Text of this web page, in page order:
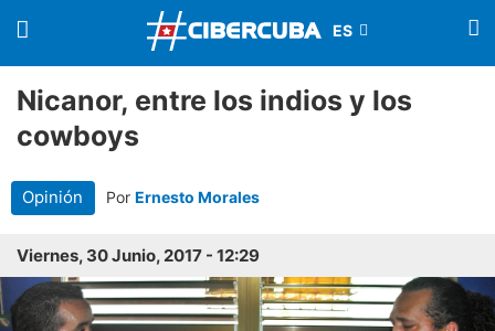
Nicanor, entre los indios y los
cowboys
Opinión Por Ernesto Morales
Viernes, 30 Junio, 2017 - 12:29